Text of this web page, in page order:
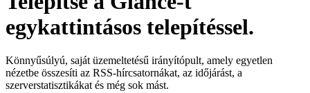
egykattintásos telepítéssel.
Könnyűsúlyú, saját üzemeltetésű irányítópult, amely egyetlen
nézetbe összesíti az RSS-hírcsatornákat, az időjárást, a
szerverstatisztikákat és még sok mást.